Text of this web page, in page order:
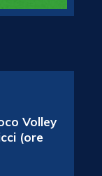
Volley
(ore